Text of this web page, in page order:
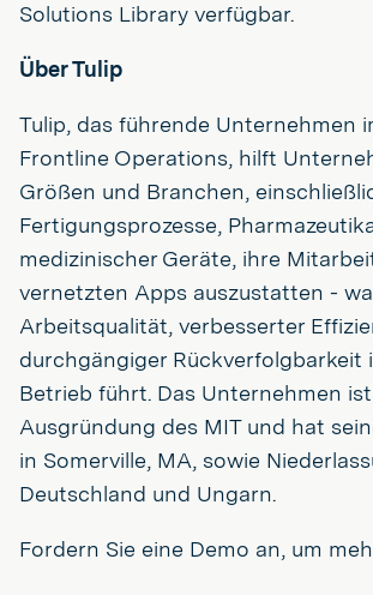
Solutions Library verfügbar.
Über Tulip
Tulip, das führende Unternehmen
Frontline Operations, hilft
Größen und Branchen,
Fertigungsprozesse,
medizinischer Geräte, ihre
vernetzten Apps auszustatten -
Arbeitsqualität, verbesserter
durchgängiger Rückverfolgbarkeit
Betrieb führt. Das Unternehmen
Ausgründung des MIT und hat
in Somerville, MA, sowie
Deutschland und Ungarn.
Fordern Sie eine Demo an, um